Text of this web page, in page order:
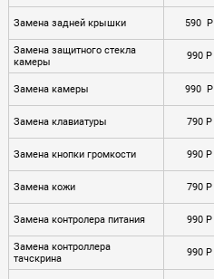
Замена задней крышки 590 P
Замена защитного стекла
камеры
990 P
Замена камеры 990 P
Замена клавиатуры 790 P
Замена кнопки громкости 990 P
Замена кожи 790 P
Замена контролера питания 990 P
Замена контроллера
тачскрина
990 P